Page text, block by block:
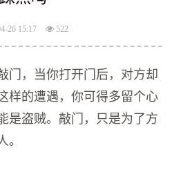
26 15:17 522
门，当你打开门后，对方却
样的遭遇，你可得多留个心
是盗贼。敲门，只是为了方
。